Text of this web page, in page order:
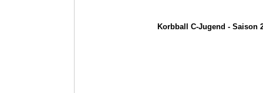
Korbball C-Jugend - Saison